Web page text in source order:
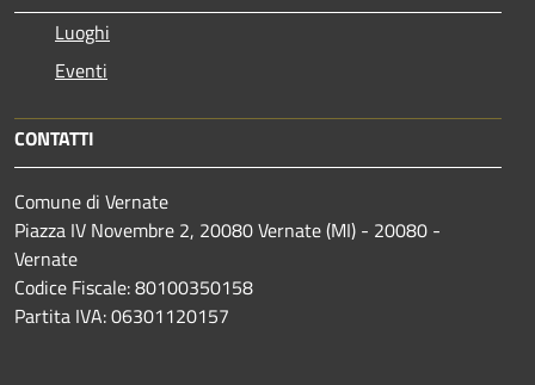
Luoghi
Eventi
CONTATTI
Comune di Vernate
Piazza IV Novembre 2, 20080 Vernate (MI) - 20080 -
Vernate
Codice Fiscale: 80100350158
Partita IVA: 06301120157